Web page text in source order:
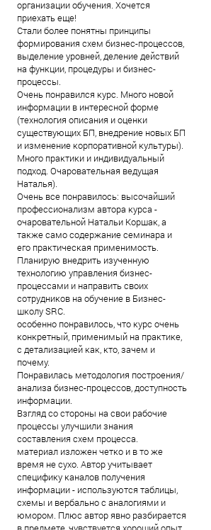
организации обучения. Хочется
приехать еще!
Стали более понятны принципы
формирования схем бизнес-процессов,
выделение уровней, деление действий
на функции, процедуры и бизнес-
процессы.
Очень понравился курс. Много новой
информации в интересной форме
(технология описания и оценки
существующих БП, внедрение новых БП
и изменение корпоративной культуры).
Много практики и индивидуальный
подход. Очаровательная ведущая
Наталья).
Очень все понравилось: высочайший
профессионализм автора курса -
очаровательной Натальи Коршак, а
также само содержание семинара и
его практическая применимость.
Планирую внедрить изученную
технологию управления бизнес-
процессами и направить своих
сотрудников на обучение в Бизнес-
школу SRC.
особенно понравилось, что курс очень
конкретный, применимый на практике,
с детализацией как, кто, зачем и
почему.
Понравилась методология построения/
анализа бизнес-процессов, доступность
информации.
Взгляд со стороны на свои рабочие
процессы улучшили знания
составления схем процесса.
материал изложен четко и в то же
время не сухо. Автор учитывает
специфику каналов получения
информации - используются таблицы,
схемы и вербально с аналогиями и
юмором. Плюс автор явно разбирается